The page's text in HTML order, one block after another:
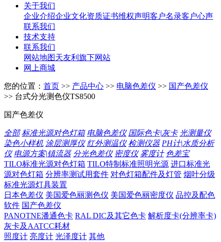
关于我们
企业介绍企业文化资质证书维权声明客户名录客户心声
联系我们
技术支持
联系我们
网站地图天友利旗下网站
网上商城
您的位置： 首页 >> 产品中心 >> 电脑色差仪 >> 国产色差仪
>> 台式分光测色仪TS8500
国产色差仪
全部 标准光源对色灯箱 电脑色差仪 国际色卡|灰卡 光测量仪
染色小样机 涂层测厚仪 红外测温仪 检测仪器 PH计|水质分析
仪 电源方案|镇流器 分光色差仪 密度仪 雾度计 色差宝
TILO标准光源对色灯箱 TILO特制标准照明光源 进口标准光
源对色灯箱 分辨率测试用套件 对色灯箱配件及灯管 烟叶分级
标准光源灯具装置
日本色差仪 美国爱色丽测色仪 美国爱色丽密度仪 品控及配色
软件 国产色差仪
PANOTNE潘通色卡 RAL DIC及其它色卡 解析度卡(分辨率卡)
灰卡及AATCC耗材
照度计 亮度计 光泽度计 其他